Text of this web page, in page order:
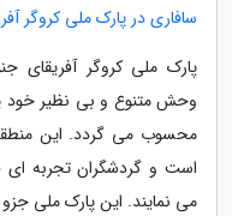
سافاری در پارک ملی کروگر
وحش متنوع و بی نظیر خود
محسوب می گردد. این
است و گردشگران تجربه ای
می نمایند. این پارک ملی